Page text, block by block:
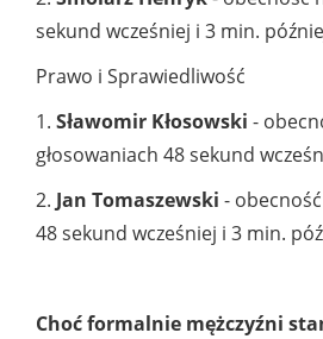
sekund wcześniej i 3 min.
Prawo i Sprawiedliwość
1. Sławomir Kłosowski -
głosowaniach 48 sekund
2. Jan Tomaszewski -
48 sekund wcześniej i 3 min.
Choć formalnie mężczyźni